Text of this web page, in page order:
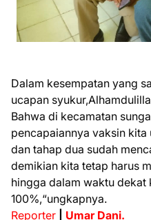
Dalam kesempatan yang
ucapan
Bahwa di kecamatan
pencapaiannya vaksin kita
dan tahap dua sudah
demikian kita tetap harus
hingga dalam waktu dekat
100%,“ungkapnya.
Reporter
Umar Dani.